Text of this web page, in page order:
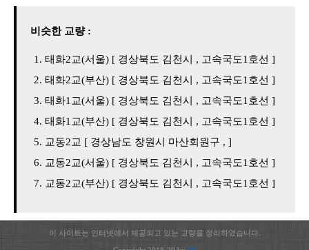
비슷한 교량 :
태화2교(서울) [ 경상북도 김천시 , 고속국도1호선 ]
태화2교(부산) [ 경상북도 김천시 , 고속국도1호선 ]
태화1교(서울) [ 경상북도 김천시 , 고속국도1호선 ]
태화1교(부산) [ 경상북도 김천시 , 고속국도1호선 ]
교동2교 [ 경상남도 창원시 마산회원구 , ]
교동2교(서울) [ 경상북도 김천시 , 고속국도1호선 ]
교동2교(부산) [ 경상북도 김천시 , 고속국도1호선 ]
이 사이트는 인터넷에서 제공되고 있는 교량을 정리하였습니다.